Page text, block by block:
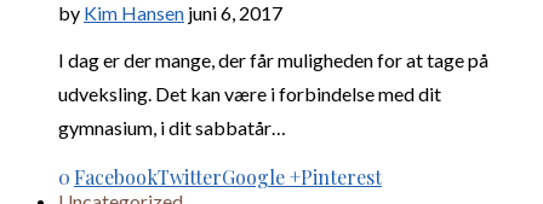
by Kim Hansen juni 6, 2017
I dag er der mange, der får muligheden for at tage på
udveksling. Det kan være i forbindelse med dit
gymnasium, i dit sabbatår…
0FacebookTwitterGoogle +Pinterest